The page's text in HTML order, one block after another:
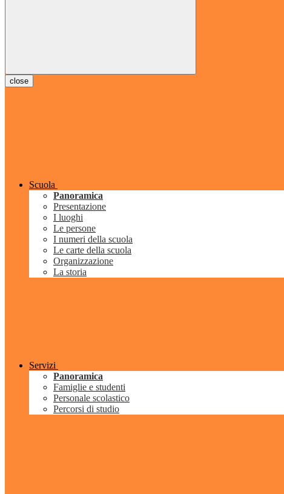
close
Scuola
Panoramica
Presentazione
I luoghi
Le persone
I numeri della scuola
Le carte della scuola
Organizzazione
La storia
Servizi
Panoramica
Famiglie e studenti
Personale scolastico
Percorsi di studio